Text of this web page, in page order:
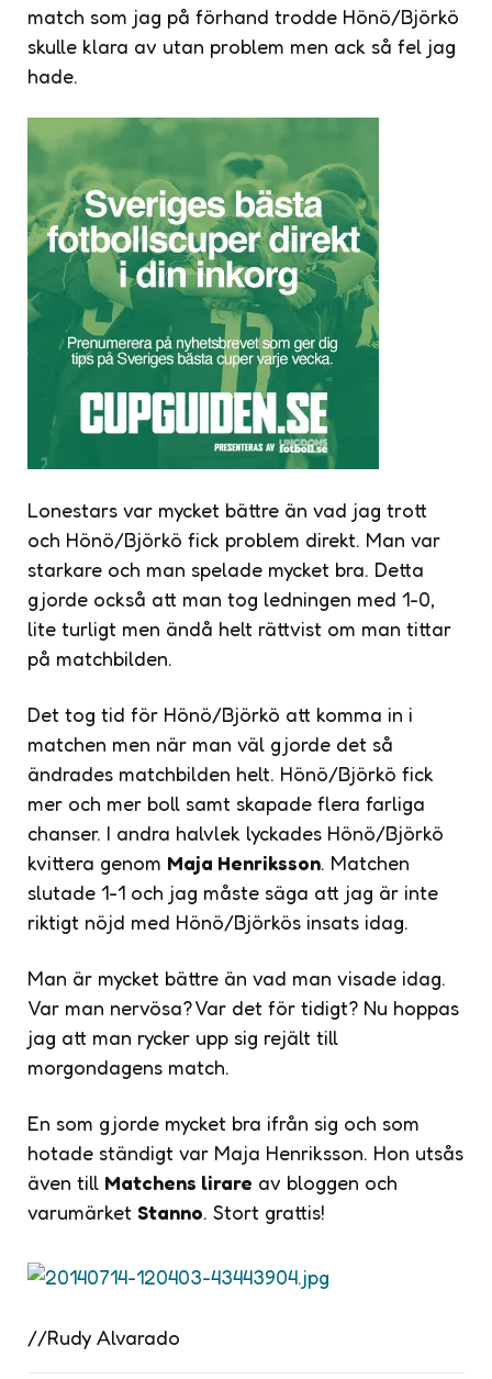
match som jag på förhand trodde Hönö/Björkö
skulle klara av utan problem men ack så fel jag
hade.
Lonestars var mycket bättre än vad jag trott
och Hönö/Björkö fick problem direkt. Man var
starkare och man spelade mycket bra. Detta
gjorde också att man tog ledningen med 1-0,
lite turligt men ändå helt rättvist om man tittar
på matchbilden.
Det tog tid för Hönö/Björkö att komma in i
matchen men när man väl gjorde det så
ändrades matchbilden helt. Hönö/Björkö fick
mer och mer boll samt skapade flera farliga
chanser. I andra halvlek lyckades Hönö/Björkö
kvittera genom Maja Henriksson. Matchen
slutade 1-1 och jag måste säga att jag är inte
riktigt nöjd med Hönö/Björkös insats idag.
Man är mycket bättre än vad man visade idag.
Var man nervösa? Var det för tidigt? Nu hoppas
jag att man rycker upp sig rejält till
morgondagens match.
En som gjorde mycket bra ifrån sig och som
hotade ständigt var Maja Henriksson. Hon utsås
även till Matchens lirare av bloggen och
varumärket Stanno. Stort grattis!
//Rudy Alvarado